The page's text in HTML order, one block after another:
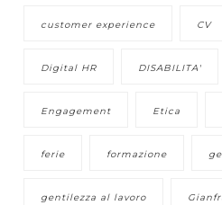
customer experience CV
Digital HR DISABILITA'
Engagement Etica
ferie formazione
gentilezza al lavoro